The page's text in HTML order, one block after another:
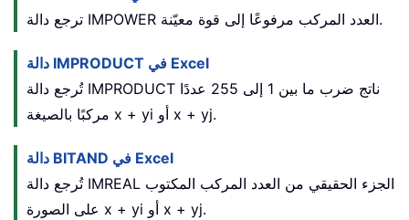
ترجع دالة IMPOWER العدد المركب مرفوعًا إلى قوة معيّنة.
دالة IMPRODUCT في Excel
تُرجع دالة IMPRODUCT ناتج ضرب ما بين 1 إلى 255 عددًا
مركبًا بالصيغة x + yi أو x + yj.
دالة BITAND في Excel
تُرجع دالة IMREAL الجزء الحقيقي من العدد المركب المكتوب
على الصورة x + yi أو x + yj.